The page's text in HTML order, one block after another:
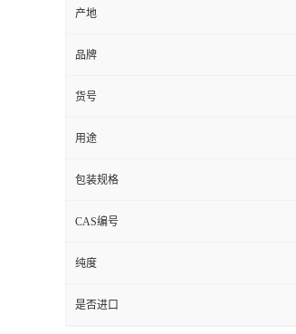
产地
品牌
货号
用途
包装规格
CAS编号
纯度
是否进口